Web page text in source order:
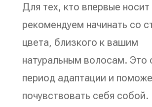
Для тех, кто впервые
рекомендуем начинать со
цвета, близкого к вашим
натуральным волосам. Это
период адаптации и
почувствовать себя собой.